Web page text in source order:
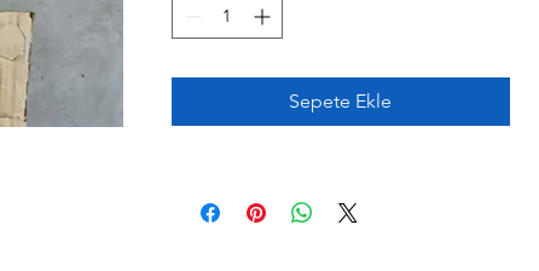
Sepete Ekle